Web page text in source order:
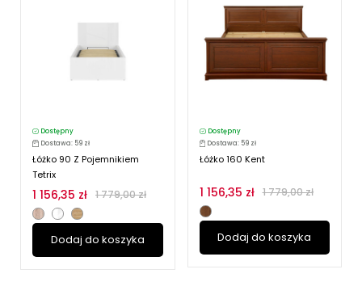
Dostępny
Dostawa: 59 zł
Łóżko 90 Z Pojemnikiem
Tetrix
1 156,35 zł 1 779,00 zł
Dodaj do koszyka
Dostępny
Dostawa: 59 zł
Łóżko 160 Kent
1 156,35 zł 1 779,00 zł
Dodaj do koszyka